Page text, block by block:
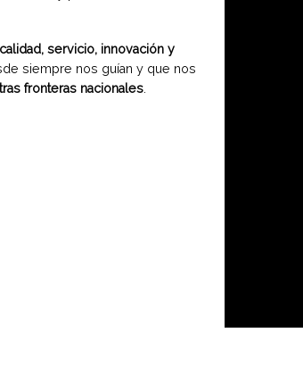
servicio, innovación y
siempre nos guían y que nos
fronteras nacionales.